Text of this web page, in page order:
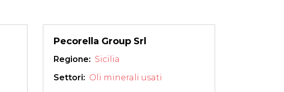
Pecorella Group Srl
Regione: Sicilia
Settori: Oli minerali usati